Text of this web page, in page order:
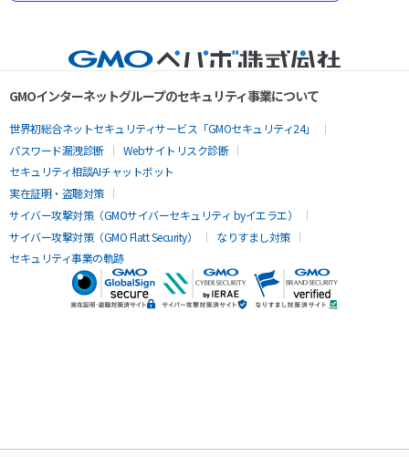
GMOインターネットグループのセキュリティ事業について
世界初総合ネットセキュリティサービス「GMOセキュリティ24」
パスワード漏洩診断
Webサイトリスク診断
セキュリティ相談AIチャットボット
実在証明・盗聴対策
サイバー攻撃対策（GMOサイバーセキュリティ byイエラエ）
サイバー攻撃対策（GMO Flatt Security）
なりすまし対策
セキュリティ事業の軌跡